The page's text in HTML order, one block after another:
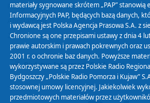
Polityka ochrony danych osobowych
Abonament
Zamówienia publiczne
Biuletyn Informacji Publicznej
materiały sygnowane skrótem „PAP” stanowią
Informacyjnych PAP, będących bazą danych,
i wydawcą jest Polska Agencja Prasowa S.A. z
Chronione są one przepisami ustawy z dnia 4
prawie autorskim i prawach pokrewnych oraz
2001 r. o ochronie baz danych. Powyższe
wykorzystywane są przez Polskie Radio
Bydgoszczy „Polskie Radio Pomorza i Kujaw”
stosownej umowy licencyjnej. Jakiekolwiek
przedmiotowych materiałów przez